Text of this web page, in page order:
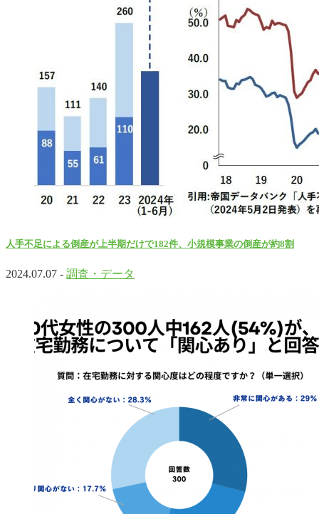
人手不足による倒産が上半期だけで182件、小規模事業の倒産が約8割
2024.07.07 - 調査・データ